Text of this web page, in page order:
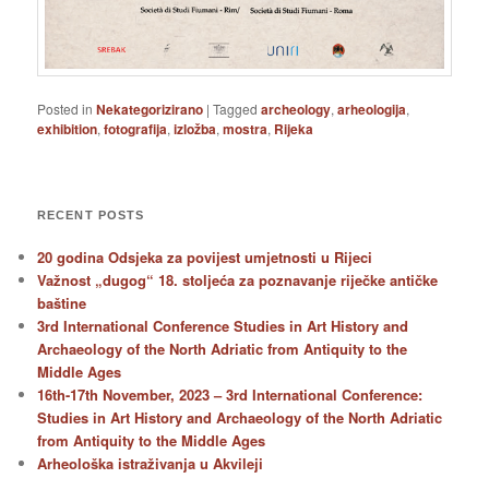
Posted in Nekategorizirano |Tagged archeology,arheologija,
exhibition,fotografija,izložba,mostra, Rijeka
RECENT POSTS
20 godina Odsjeka za povijest umjetnosti u Rijeci
Važnost „dugog“ 18. stoljeća za poznavanje riječke antičke
baštine
3rd International Conference Studies in Art History and
Archaeology of the North Adriatic from Antiquity to the
Middle Ages
16th-17th November, 2023 – 3rd International Conference:
Studies in Art History and Archaeology of the North Adriatic
from Antiquity to the Middle Ages
Arheološka istraživanja u Akvileji